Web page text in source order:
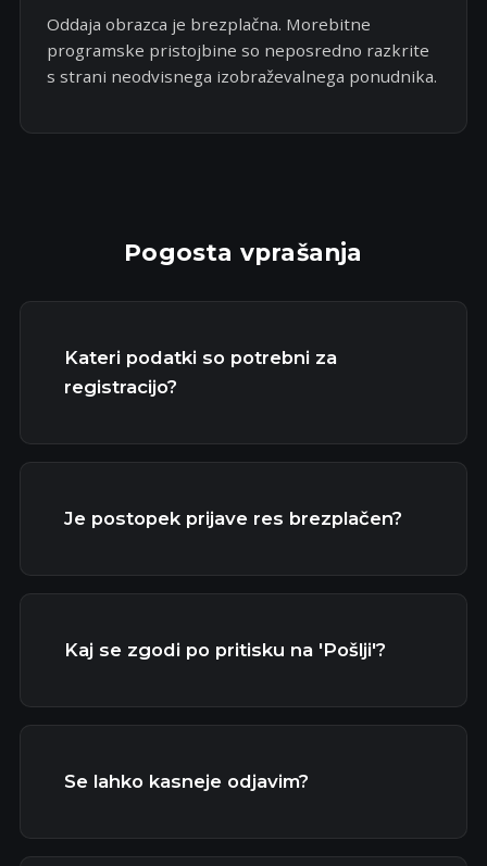
Oddaja obrazca je brezplačna. Morebitne
programske pristojbine so neposredno razkrite
s strani neodvisnega izobraževalnega ponudnika.
Pogosta vprašanja
Kateri podatki so potrebni za
registracijo?
Je postopek prijave res brezplačen?
Kaj se zgodi po pritisku na 'Pošlji'?
Se lahko kasneje odjavim?